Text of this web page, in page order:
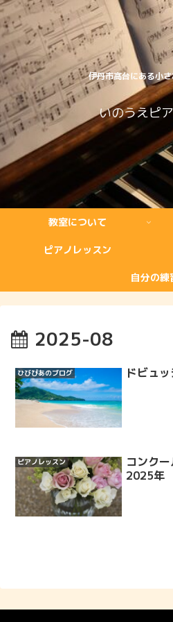
伊丹市高台にある小
いのうえピ
教室について
ピアノレッスン
自分の練
2025-08
ひびぴあのブログ ドビュ
ピアノレッスン
コンクー
2025年